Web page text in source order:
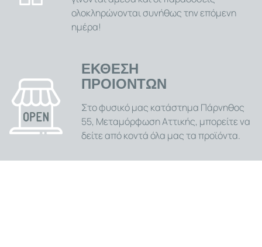
από την τσέπη σας. Η μεγάλη, στρογγυλή οθόνη αφής
1.32 ιντσών με υψηλή ανάλυση 360x360 pixels
. Με πιστοποίηση αδιαβροχοποίησης IP68, είναι
ανθεκτικό στη σκόνη και το νερό, έτοιμο για κάθε
συνθήκη. Επιλέξτε το Smartwatch K28H αν αναζητάτε
ένα ρολόι που συνδυάζει την ανθεκτική, αρρενωπή
εμφάνιση με την εξαιρετική αυτονομία και ένα
πλήρες πακέτο έξυπνων λειτουργιών. Είναι το απόλυτο
εργαλείο για τον άνδρα που δεν σταματά ποτέ και
ολοκληρώνονται συνήθως την επόμενη
ημέρα!
ΕΚΘΕΣΗ
ΠΡΟΙΟΝΤΩΝ
Στο φυσικό μας κατάστημα Πάρνηθος
55, Μεταμόρφωση Αττικής, μπορείτε να
δείτε από κοντά όλα μας τα προϊόντα.